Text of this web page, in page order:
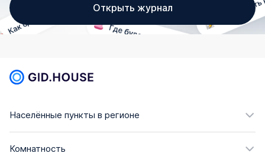
Открыть журнал
Населённые пункты в регионе
Комнатность